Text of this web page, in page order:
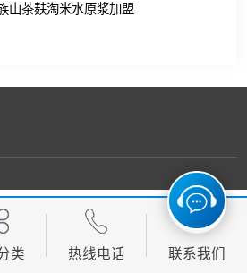
山茶麸淘米水原浆加盟
类 热线电话 联系我们